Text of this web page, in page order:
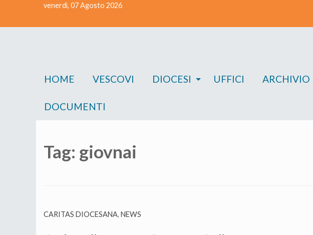
venerdì, 07 Agosto 2026
HOME VESCOVI DIOCESI UFFICI ARCHIVIO
DOCUMENTI
Tag: giovnai
CARITAS DIOCESANA, NEWS